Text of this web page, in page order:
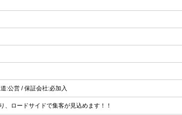
:公営 / 保証会社:必加入
、ロードサイドで集客が見込めます！！